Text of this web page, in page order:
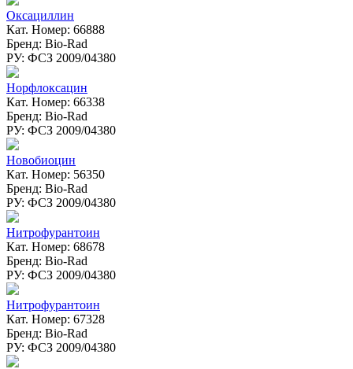
Оксациллин
Кат. Номер: 66888
Бренд: Bio-Rad
РУ: ФСЗ 2009/04380
Норфлоксацин
Кат. Номер: 66338
Бренд: Bio-Rad
РУ: ФСЗ 2009/04380
Новобиоцин
Кат. Номер: 56350
Бренд: Bio-Rad
РУ: ФСЗ 2009/04380
Нитрофурантоин
Кат. Номер: 68678
Бренд: Bio-Rad
РУ: ФСЗ 2009/04380
Нитрофурантоин
Кат. Номер: 67328
Бренд: Bio-Rad
РУ: ФСЗ 2009/04380